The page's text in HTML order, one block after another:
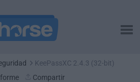
KeePassXC 2.4.3 (32-bit)
Compartir